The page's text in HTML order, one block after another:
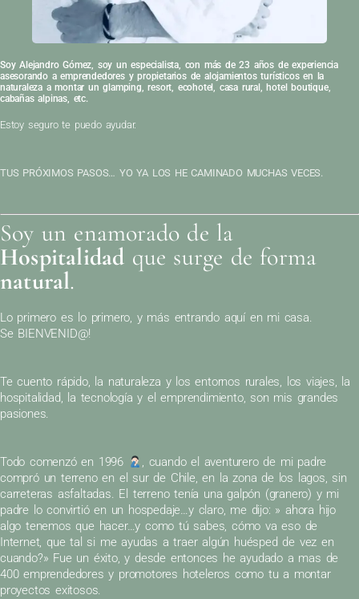
Soy Alejandro Gómez, soy un especialista, con más de 23 años de experiencia
asesorando a emprendedores y propietarios de alojamientos turísticos en la
naturaleza a montar un glamping, resort, ecohotel, casa rural, hotel boutique,
cabañas alpinas, etc.
Estoy seguro te puedo ayudar.
TUS PRÓXIMOS PASOS… YO YA LOS HE CAMINADO MUCHAS VECES.
Soy un enamorado de la
Hospitalidad que surge de forma
natural.
Lo primero es lo primero, y más entrando aquí en mi casa.
Se BIENVENID@!
Te cuento rápido, la naturaleza y los entornos rurales, los viajes, la
hospitalidad, la tecnología y el emprendimiento, son mis grandes
pasiones.
Todo comenzó en 1996
, cuando el aventurero de mi padre
compró un terreno en el sur de Chile, en la zona de los lagos, sin
carreteras asfaltadas. El terreno tenía una galpón (granero) y mi
padre lo convirtió en un hospedaje…y claro, me dijo: » ahora hijo
algo tenemos que hacer…y como tú sabes, cómo va eso de
Internet, que tal si me ayudas a traer algún huésped de vez en
cuando?» Fue un éxito, y desde entonces he ayudado a mas de
400 emprendedores y promotores hoteleros como tu a montar
proyectos exitosos.